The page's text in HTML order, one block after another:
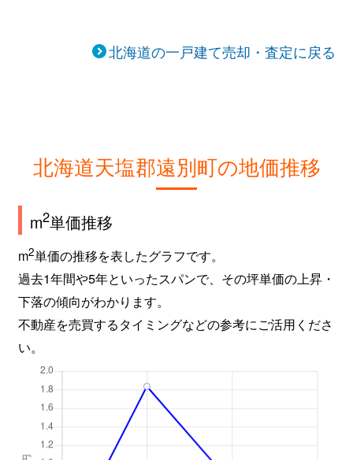
北海道の一戸建て売却・査定に戻る
北海道天塩郡遠別町の地価推移
m2単価推移
m2単価の推移を表したグラフです。
過去1年間や5年といったスパンで、その坪単価の上昇・
下落の傾向がわかります。
不動産を売買するタイミングなどの参考にご活用くださ
い。